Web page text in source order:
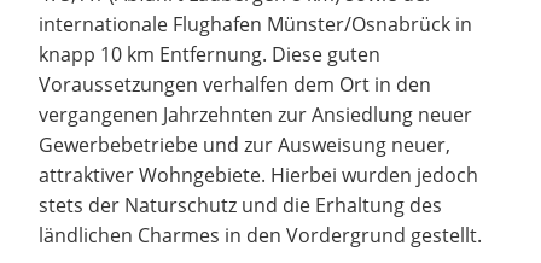
internationale Flughafen Münster/Osnabrück in
knapp 10 km Entfernung. Diese guten
Voraussetzungen verhalfen dem Ort in den
vergangenen Jahrzehnten zur Ansiedlung neuer
Gewerbebetriebe und zur Ausweisung neuer,
attraktiver Wohngebiete. Hierbei wurden jedoch
stets der Naturschutz und die Erhaltung des
ländlichen Charmes in den Vordergrund gestellt.